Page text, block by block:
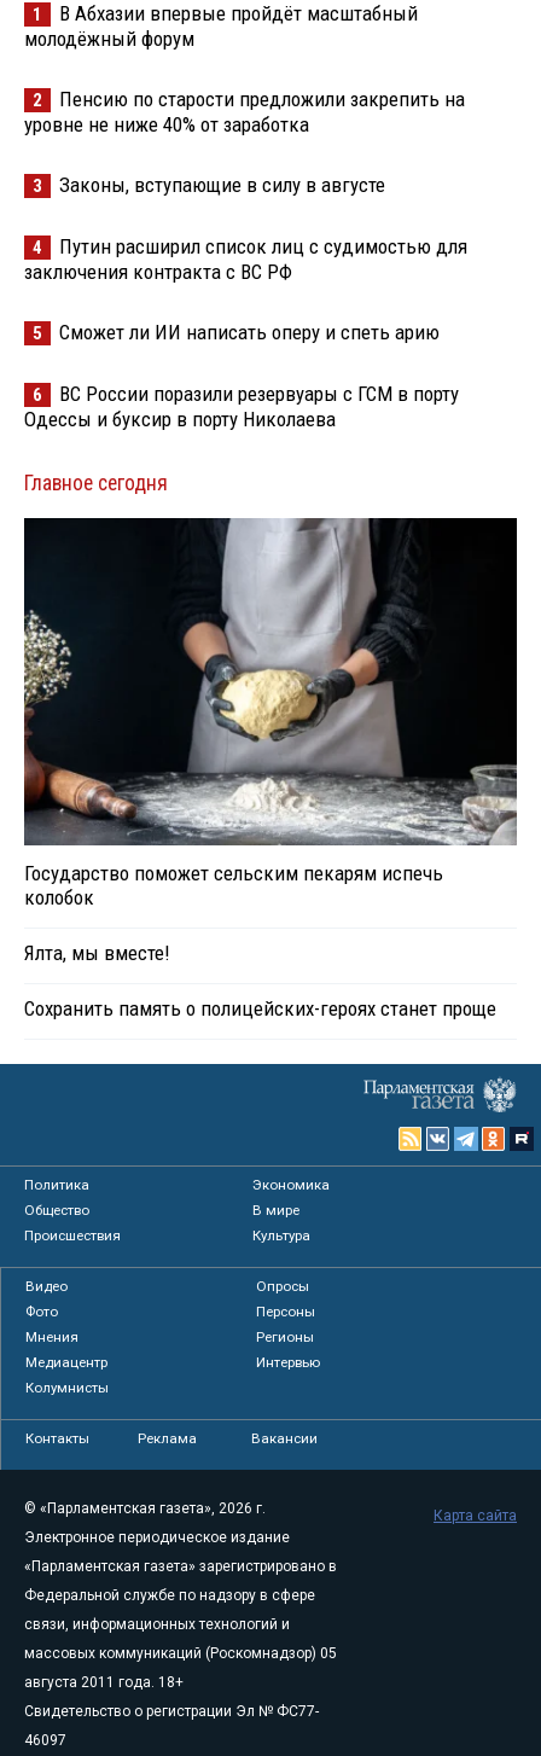
1
В Абхазии впервые пройдёт масштабный
молодёжный форум
2
Пенсию по старости предложили закрепить на
уровне не ниже 40% от заработка
3 Законы, вступающие в силу в августе
4
Путин расширил список лиц с судимостью для
заключения контракта с ВС РФ
5 Сможет ли ИИ написать оперу и спеть арию
6
ВС России поразили резервуары с ГСМ в порту
Одессы и буксир в порту Николаева
Главное сегодня
Государство поможет сельским пекарям испечь
колобок
Ялта, мы вместе!
Сохранить память о полицейских-героях станет проще
Политика
Экономика
Общество
В мире
Происшествия
Культура
Видео
Опросы
Фото
Персоны
Мнения
Регионы
Медиацентр
Интервью
Колумнисты
Контакты Реклама Вакансии
© «Парламентская газета», 2026 г.
Электронное периодическое издание
«Парламентская газета» зарегистрировано в
Федеральной службе по надзору в сфере
связи, информационных технологий и
массовых коммуникаций (Роскомнадзор) 05
августа 2011 года. 18+
Свидетельство о регистрации Эл № ФС77-
46097
Карта сайта